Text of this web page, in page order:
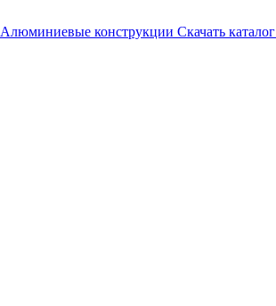
Алюминиевые конструкции Скачать каталог